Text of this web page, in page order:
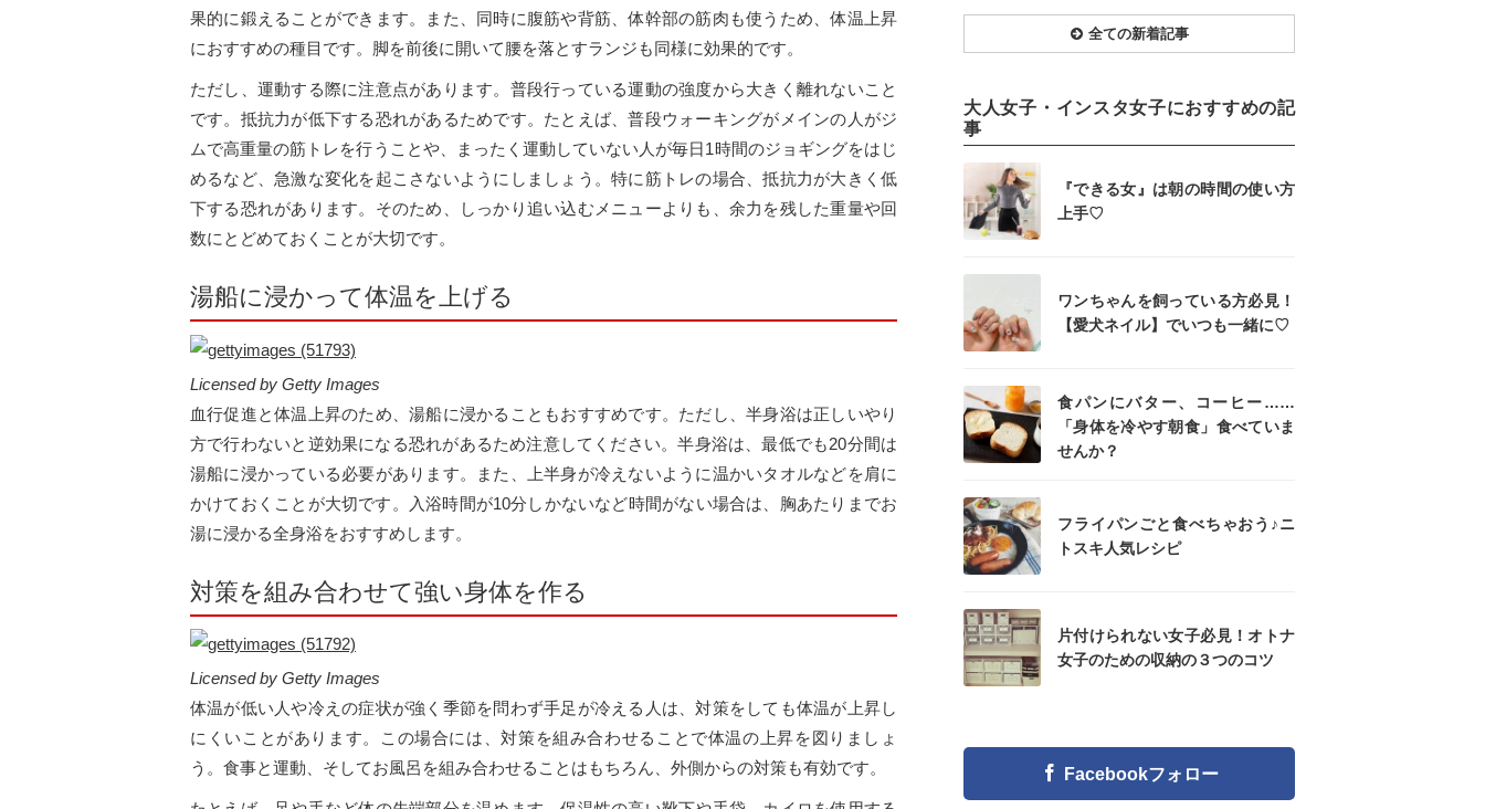
果的に鍛えることができます。また、同時に腹筋や背筋、体幹部の筋肉も使うため、体温上昇
におすすめの種目です。脚を前後に開いて腰を落とすランジも同様に効果的です。
ただし、運動する際に注意点があります。普段行っている運動の強度から大きく離れないこと
です。抵抗力が低下する恐れがあるためです。たとえば、普段ウォーキングがメインの人がジ
ムで高重量の筋トレを行うことや、まったく運動していない人が毎日1時間のジョギングをはじ
めるなど、急激な変化を起こさないようにしましょう。特に筋トレの場合、抵抗力が大きく低
下する恐れがあります。そのため、しっかり追い込むメニューよりも、余力を残した重量や回
数にとどめておくことが大切です。
湯船に浸かって体温を上げる
Licensed by Getty Images
血行促進と体温上昇のため、湯船に浸かることもおすすめです。ただし、半身浴は正しいやり
方で行わないと逆効果になる恐れがあるため注意してください。半身浴は、最低でも20分間は
湯船に浸かっている必要があります。また、上半身が冷えないように温かいタオルなどを肩に
かけておくことが大切です。入浴時間が10分しかないなど時間がない場合は、胸あたりまでお
湯に浸かる全身浴をおすすめします。
対策を組み合わせて強い身体を作る
Licensed by Getty Images
体温が低い人や冷えの症状が強く季節を問わず手足が冷える人は、対策をしても体温が上昇し
にくいことがあります。この場合には、対策を組み合わせることで体温の上昇を図りましょ
う。食事と運動、そしてお風呂を組み合わせることはもちろん、外側からの対策も有効です。
全ての新着記事
大人女子・インスタ女子におすすめの記
事
『できる女』は朝の時間の使い方
上手♡
ワンちゃんを飼っている方必見！
【愛犬ネイル】でいつも一緒に♡
食パンにバター、コーヒー……
「身体を冷やす朝食」食べていま
せんか？
フライパンごと食べちゃおう♪ニ
トスキ人気レシピ
片付けられない女子必見！オトナ
女子のための収納の３つのコツ
Facebookフォロー